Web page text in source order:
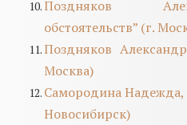
Поздняков
обстоятельств” (г.
Поздняков
Москва)
Самородина Надежда,
Новосибирск)